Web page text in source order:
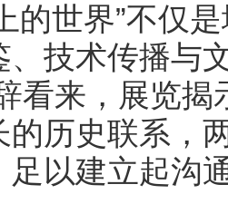
的世界”不仅
技术传播与
看来，展览
的历史联系，
足以建立起沟